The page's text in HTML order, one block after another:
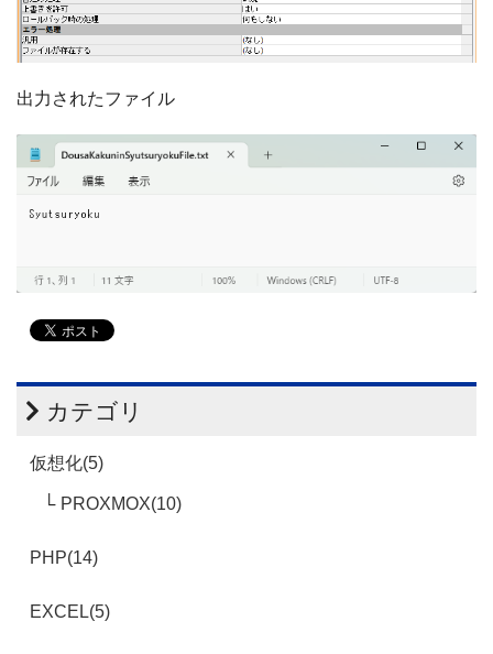
出力されたファイル
カテゴリ
仮想化(5)
PROXMOX(10)
PHP(14)
EXCEL(5)